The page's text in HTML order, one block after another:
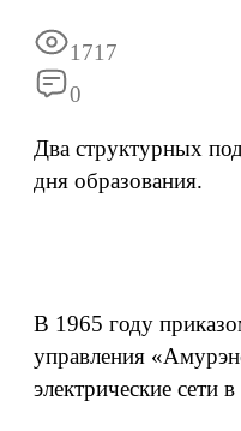
Информация
1717
0
Два структурных
дня образования.
В 1965 году
управления
электрические сети